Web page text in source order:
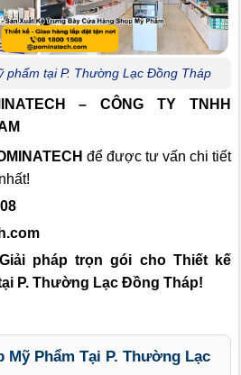
phẩm tại P. Thường Lạc Đồng Tháp
– CÔNG TY TNHH
để được tư vấn chi tiết
pháp trọn gói cho Thiết kế
P. Thường Lạc Đồng Tháp!
Mỹ Phẩm Tại P. Thường Lạc